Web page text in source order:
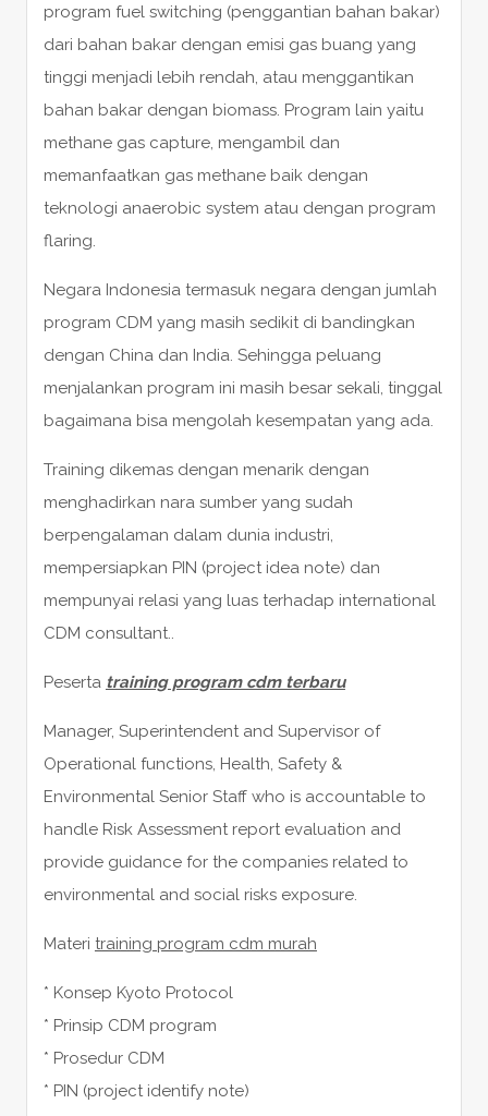
program fuel switching (penggantian bahan bakar)
dari bahan bakar dengan emisi gas buang yang
tinggi menjadi lebih rendah, atau menggantikan
bahan bakar dengan biomass. Program lain yaitu
methane gas capture, mengambil dan
memanfaatkan gas methane baik dengan
teknologi anaerobic system atau dengan program
flaring.
Negara Indonesia termasuk negara dengan jumlah
program CDM yang masih sedikit di bandingkan
dengan China dan India. Sehingga peluang
menjalankan program ini masih besar sekali, tinggal
bagaimana bisa mengolah kesempatan yang ada.
Training dikemas dengan menarik dengan
menghadirkan nara sumber yang sudah
berpengalaman dalam dunia industri,
mempersiapkan PIN (project idea note) dan
mempunyai relasi yang luas terhadap international
CDM consultant..
Peserta training program cdm terbaru
Manager, Superintendent and Supervisor of
Operational functions, Health, Safety &
Environmental Senior Staff who is accountable to
handle Risk Assessment report evaluation and
provide guidance for the companies related to
environmental and social risks exposure.
Materi training program cdm murah
* Konsep Kyoto Protocol
* Prinsip CDM program
* Prosedur CDM
* PIN (project identify note)